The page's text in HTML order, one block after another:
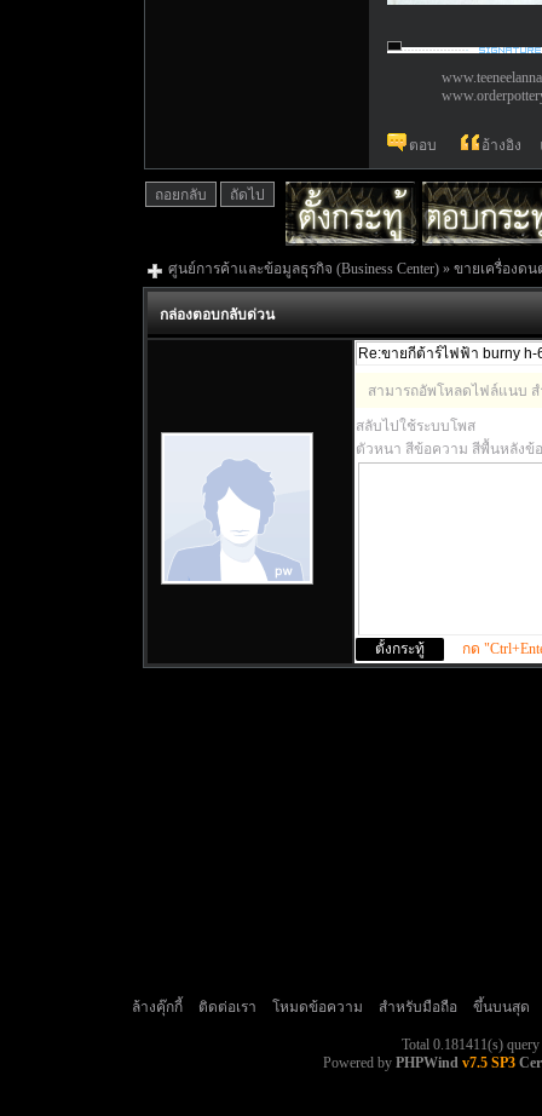
ตอบ อ้างอิง
ถอยกลับ ถัดไป
ศูนย์การค้าและข้อมูลธุรกิจ (Business Center)» ขายเครื่องดน
กล่องตอบกลับด่วน
สามารถอัพโหลดไฟล์แนบ
สลับไปใช้ระบบโพส
ตัวหนา สีข้อความ สีพื้นหลังข้
กด
ล้างคุ๊กกี้ ติดต่อเรา โหมดข้อความ สำหรับมือถือ ขึ้นบนสุด
Total 0.181411(s)
Powered by PHPWind v7.5 SP3